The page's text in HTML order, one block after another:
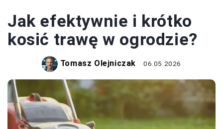
Jak efektywnie i krótko
kosić trawę w ogrodzie?
Tomasz Olejniczak 06.05.2026